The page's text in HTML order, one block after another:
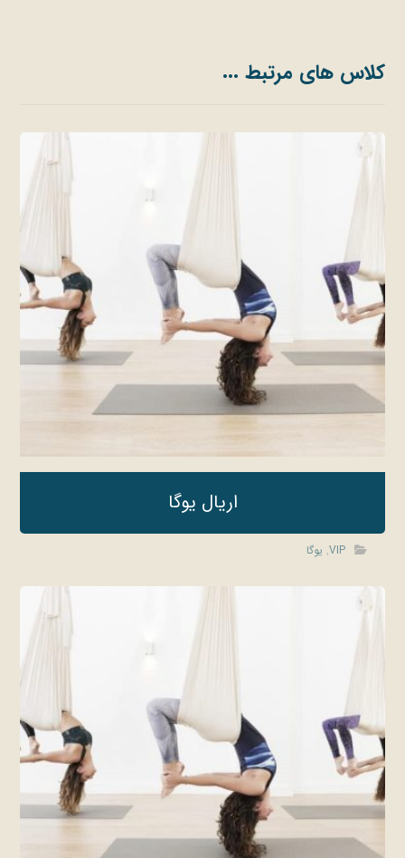
کلاس های مرتبط ...
اریال یوگا
VIP
, یوگا